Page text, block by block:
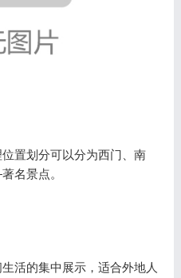
置划分可以分为西门、南
名景点。
活的集中展示，适合外地人